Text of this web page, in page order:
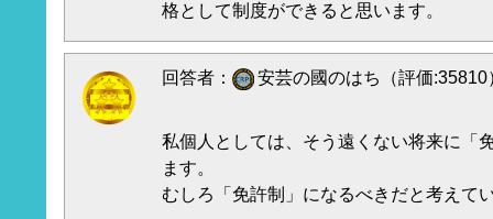
格として制度ができると思います。
回答者： 安芸の國のはち（評価:35810
私個人としては、そう遠くない将来に「
ます。
むしろ「免許制」になるべきだと考えて